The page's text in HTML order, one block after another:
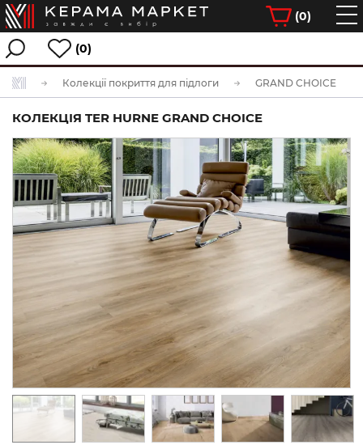
(0)
(0)
Колекції покриття для підлоги GRAND CHOICE
КОЛЕКЦІЯ TER HURNE GRAND CHOICE